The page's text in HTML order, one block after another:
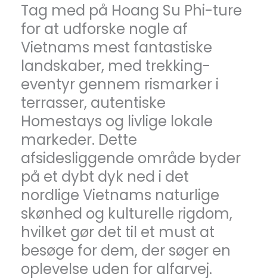
Tag med på Hoang Su Phi-ture
for at udforske nogle af
Vietnams mest fantastiske
landskaber, med trekking-
eventyr gennem rismarker i
terrasser, autentiske
Homestays og livlige lokale
markeder. Dette
afsidesliggende område byder
på et dybt dyk ned i det
nordlige Vietnams naturlige
skønhed og kulturelle rigdom,
hvilket gør det til et must at
besøge for dem, der søger en
oplevelse uden for alfarvej.